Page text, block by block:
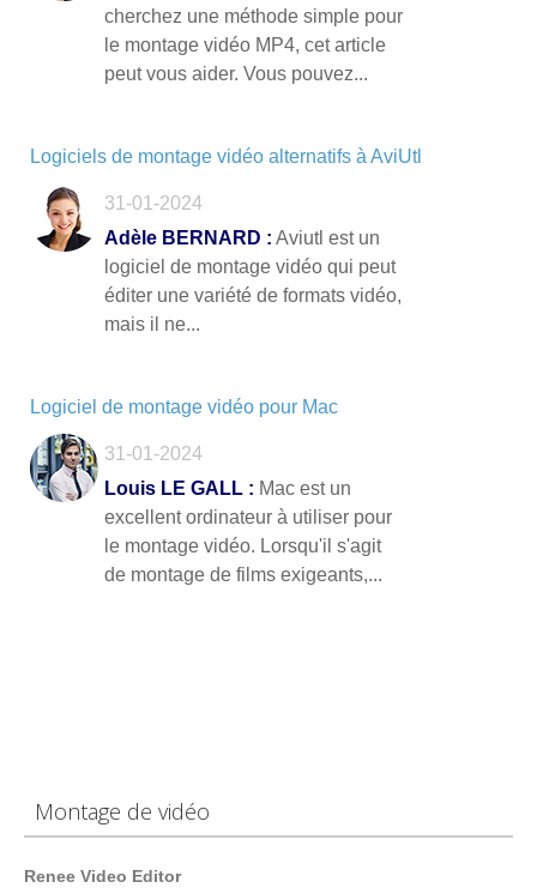
cherchez une méthode simple pour
le montage vidéo MP4, cet article
peut vous aider. Vous pouvez...
Logiciels de montage vidéo alternatifs à AviUtl
31-01-2024
Adèle BERNARD : Aviutl est un
logiciel de montage vidéo qui peut
éditer une variété de formats vidéo,
mais il ne...
Logiciel de montage vidéo pour Mac
31-01-2024
Louis LE GALL : Mac est un
excellent ordinateur à utiliser pour
le montage vidéo. Lorsqu'il s'agit
de montage de films exigeants,...
Montage de vidéo
Renee Video Editor